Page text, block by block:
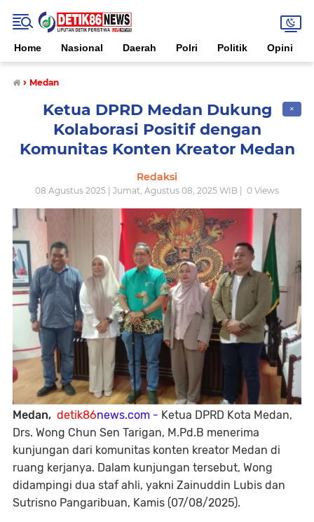
Home Nasional Daerah Polri Politik Opini
› Medan
✕
Ketua DPRD Medan Dukung
Kolaborasi Positif dengan
Komunitas Konten Kreator Medan
Redaksi
08 Agustus 2025 | Jumat, Agustus 08, 2025 WIB | 0 Views
Medan, detik86news.com - Ketua DPRD Kota Medan,
Drs. Wong Chun Sen Tarigan, M.Pd.B menerima
kunjungan dari komunitas konten kreator Medan di
ruang kerjanya. Dalam kunjungan tersebut, Wong
didampingi dua staf ahli, yakni Zainuddin Lubis dan
Sutrisno Pangaribuan, Kamis (07/08/2025).